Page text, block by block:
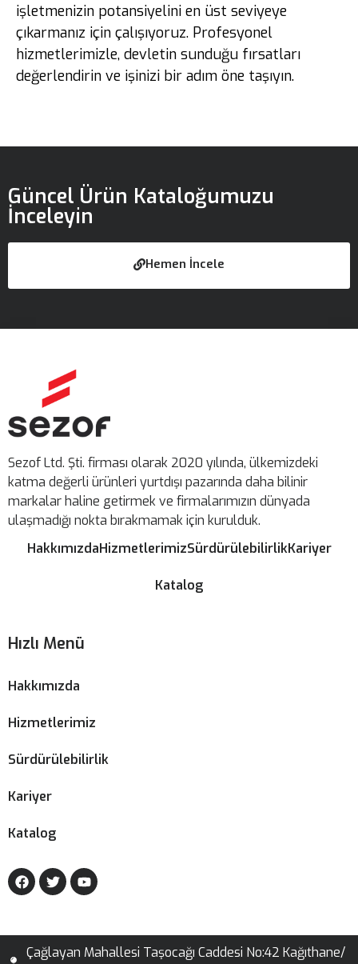
işletmenizin potansiyelini en üst seviyeye
çıkarmanız için çalışıyoruz. Profesyonel
hizmetlerimizle, devletin sunduğu fırsatları
değerlendirin ve işinizi bir adım öne taşıyın.
Güncel Ürün Kataloğumuzu
İnceleyin
Hemen İncele
Sezof Ltd. Şti. firması olarak 2020 yılında, ülkemizdeki
katma değerli ürünleri yurtdışı pazarında daha bilinir
markalar haline getirmek ve firmalarımızın dünyada
ulaşmadığı nokta bırakmamak için kurulduk.
HakkımızdaHizmetlerimizSürdürülebilirlikKariyer
Katalog
Hızlı Menü
Hakkımızda
Hizmetlerimiz
Sürdürülebilirlik
Kariyer
Katalog
Çağlayan Mahallesi Taşocağı Caddesi No:42 Kağıthane/